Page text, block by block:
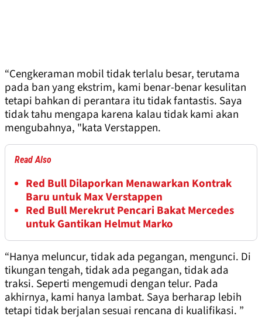
“Cengkeraman mobil tidak terlalu besar, terutama
pada ban yang ekstrim, kami benar-benar kesulitan
tetapi bahkan di perantara itu tidak fantastis. Saya
tidak tahu mengapa karena kalau tidak kami akan
mengubahnya, "kata Verstappen.
Read Also
Red Bull Dilaporkan Menawarkan Kontrak
Baru untuk Max Verstappen
Red Bull Merekrut Pencari Bakat Mercedes
untuk Gantikan Helmut Marko
“Hanya meluncur, tidak ada pegangan, mengunci. Di
tikungan tengah, tidak ada pegangan, tidak ada
traksi. Seperti mengemudi dengan telur. Pada
akhirnya, kami hanya lambat. Saya berharap lebih
tetapi tidak berjalan sesuai rencana di kualifikasi. ”